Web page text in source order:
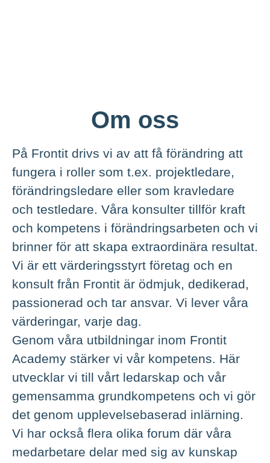
Om oss
På Frontit drivs vi av att få förändring att
fungera i roller som t.ex. projektledare,
förändringsledare eller som kravledare
och testledare. Våra konsulter tillför kraft
och kompetens i förändringsarbeten och vi
brinner för att skapa extraordinära resultat.
Vi är ett värderingsstyrt företag och en
konsult från Frontit är ödmjuk, dedikerad,
passionerad och tar ansvar. Vi lever våra
värderingar, varje dag.
Genom våra utbildningar inom Frontit
Academy stärker vi vår kompetens. Här
utvecklar vi till vårt ledarskap och vår
gemensamma grundkompetens och vi gör
det genom upplevelsebaserad inlärning.
Vi har också flera olika forum där våra
medarbetare delar med sig av kunskap